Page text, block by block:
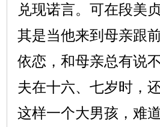
兑现诺言。可在段美
其是当他来到母亲跟
依恋，和母亲总有说
夫在十六、七岁时，
这样一个大男孩，难